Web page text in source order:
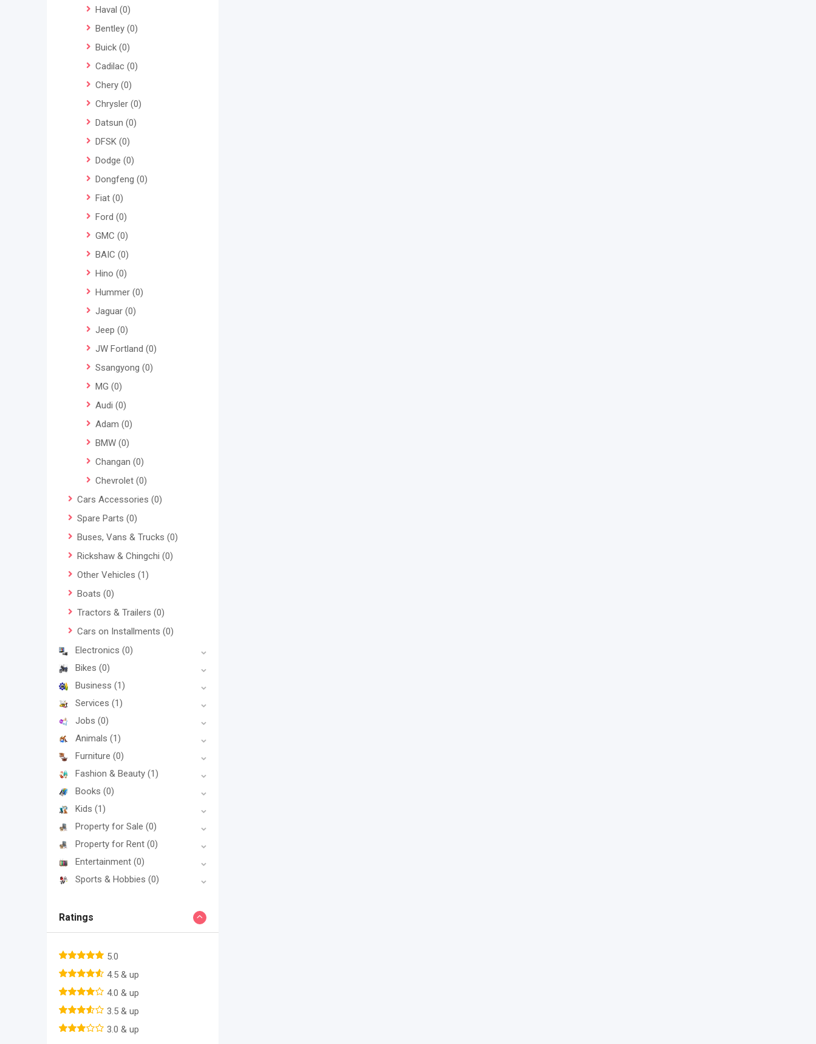
Haval (0)
Bentley (0)
Buick (0)
Cadilac (0)
Chery (0)
Chrysler (0)
Datsun (0)
DFSK (0)
Dodge (0)
Dongfeng (0)
Fiat (0)
Ford (0)
GMC (0)
BAIC (0)
Hino (0)
Hummer (0)
Jaguar (0)
Jeep (0)
JW Fortland (0)
Ssangyong (0)
MG (0)
Audi (0)
Adam (0)
BMW (0)
Changan (0)
Chevrolet (0)
Cars Accessories (0)
Spare Parts (0)
Buses, Vans & Trucks (0)
Rickshaw & Chingchi (0)
Other Vehicles (1)
Boats (0)
Tractors & Trailers (0)
Cars on Installments (0)
Electronics (0)
Bikes (0)
Business (1)
Services (1)
Jobs (0)
Animals (1)
Furniture (0)
Fashion & Beauty (1)
Books (0)
Kids (1)
Property for Sale (0)
Property for Rent (0)
Entertainment (0)
Sports & Hobbies (0)
Ratings
5.0
4.5 & up
4.0 & up
3.5 & up
3.0 & up